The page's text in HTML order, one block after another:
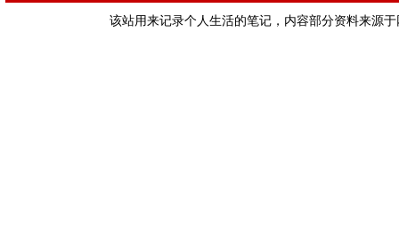
该站用来记录个人生活的笔记，内容部分资料来源